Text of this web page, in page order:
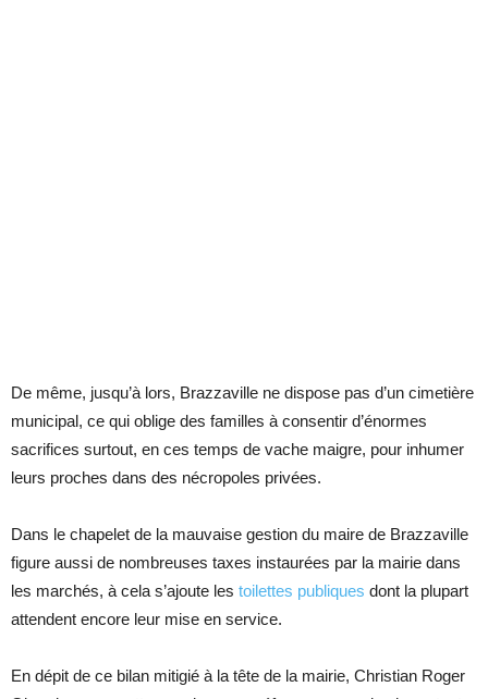
De même, jusqu’à lors, Brazzaville ne dispose pas d’un cimetière
municipal, ce qui oblige des familles à consentir d’énormes
sacrifices surtout, en ces temps de vache maigre, pour inhumer
leurs proches dans des nécropoles privées.
Dans le chapelet de la mauvaise gestion du maire de Brazzaville
figure aussi de nombreuses taxes instaurées par la mairie dans
les marchés, à cela s’ajoute les toilettes publiques dont la plupart
attendent encore leur mise en service.
En dépit de ce bilan mitigié à la tête de la mairie, Christian Roger